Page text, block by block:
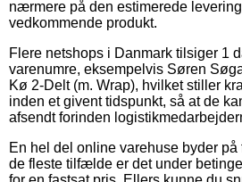
nærmere på den estimerede
vedkommende produkt.
Flere netshops i Danmark tilsiger 1
varenumre, eksempelvis Søren
Kø 2-Delt (m. Wrap), hvilket stiller
inden et givent tidspunkt, så at de
afsendt forinden
En hel del online varehuse byder på
de fleste tilfælde er det under